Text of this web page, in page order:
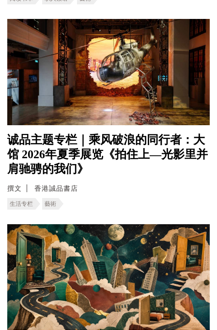
诚品主题专栏｜乘风破浪的同行者：大
馆 2026年夏季展览《拍住上—光影里并
肩驰骋的我们》
撰文 香港誠品書店
生活专栏 藝術